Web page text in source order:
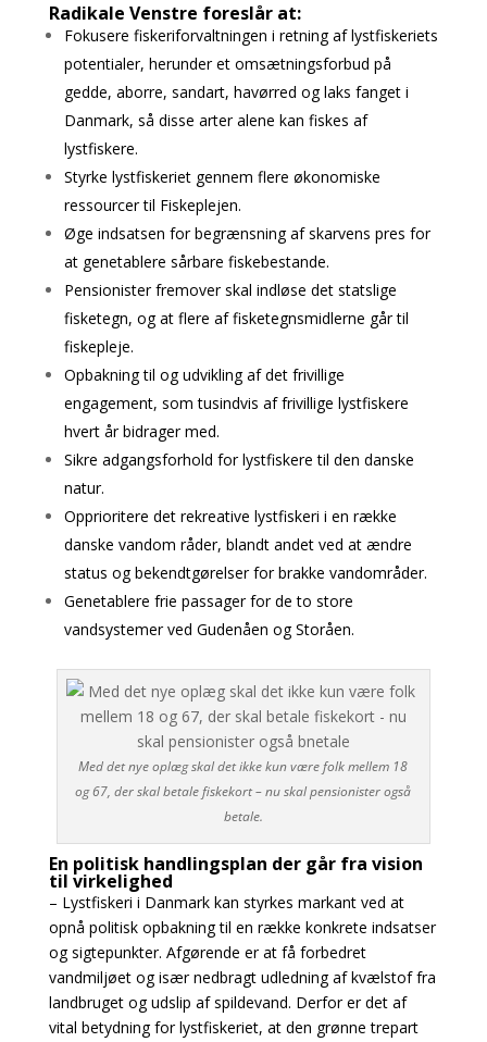
Radikale Venstre foreslår at:
Fokusere fiskeriforvaltningen i retning af lystfiskeriets
potentialer, herunder et omsætningsforbud på
gedde, aborre, sandart, havørred og laks fanget i
Danmark, så disse arter alene kan fiskes af
lystfiskere.
Styrke lystfiskeriet gennem flere økonomiske
ressourcer til Fiskeplejen.
Øge indsatsen for begrænsning af skarvens pres for
at genetablere sårbare fiskebestande.
Pensionister fremover skal indløse det statslige
fisketegn, og at flere af fisketegnsmidlerne går til
fiskepleje.
Opbakning til og udvikling af det frivillige
engagement, som tusindvis af frivillige lystfiskere
hvert år bidrager med.
Sikre adgangsforhold for lystfiskere til den danske
natur.
Opprioritere det rekreative lystfiskeri i en række
danske vandom råder, blandt andet ved at ændre
status og bekendtgørelser for brakke vandområder.
Genetablere frie passager for de to store
vandsystemer ved Gudenåen og Storåen.
Med det nye oplæg skal det ikke kun være folk mellem 18
og 67, der skal betale fiskekort – nu skal pensionister også
betale.
En politisk handlingsplan der går fra vision
til virkelighed
– Lystfiskeri i Danmark kan styrkes markant ved at
opnå politisk opbakning til en række konkrete indsatser
og sigtepunkter. Afgørende er at få forbedret
vandmiljøet og især nedbragt udledning af kvælstof fra
landbruget og udslip af spildevand. Derfor er det af
vital betydning for lystfiskeriet, at den grønne trepart